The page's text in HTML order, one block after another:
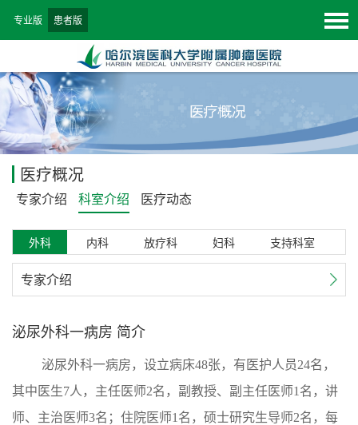
专业版 患者版
医疗概况
专家介绍 科室介绍 医疗动态
外科 内科 放疗科 妇科 支持科室
专家介绍
泌尿外科一病房 简介
泌尿外科一病房，设立病床48张，有医护人员24名，
其中医生7人，主任医师2名，副教授、副主任医师1名，讲
师、主治医师3名；住院医师1名，硕士研究生导师2名，每